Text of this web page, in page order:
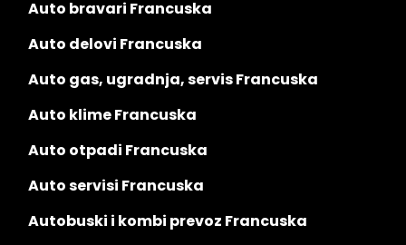
Auto bravari Francuska
Auto delovi Francuska
Auto gas, ugradnja, servis Francuska
Auto klime Francuska
Auto otpadi Francuska
Auto servisi Francuska
Autobuski i kombi prevoz Francuska